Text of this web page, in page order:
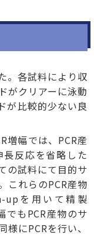
。各試料により収
がクリアーに泳動
が比較的少ない良
増幅では、PCR産
反応を省略した
の試料にて目的サ
これらのPCR産物
upを用いて精製
でもPCR産物のサ
にPCRを行い、